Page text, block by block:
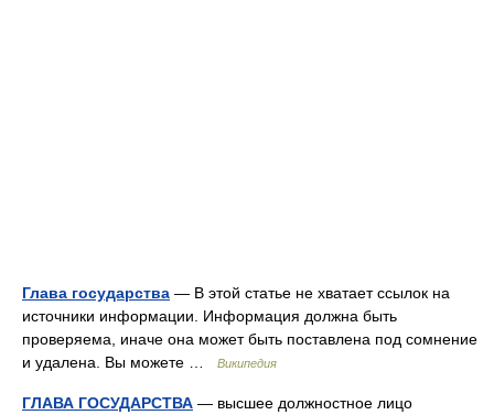
Глава государства — В этой статье не хватает ссылок на
источники информации. Информация должна быть
проверяема, иначе она может быть поставлена под сомнение
и удалена. Вы можете …
Википедия
ГЛАВА ГОСУДАРСТВА — высшее должностное лицо